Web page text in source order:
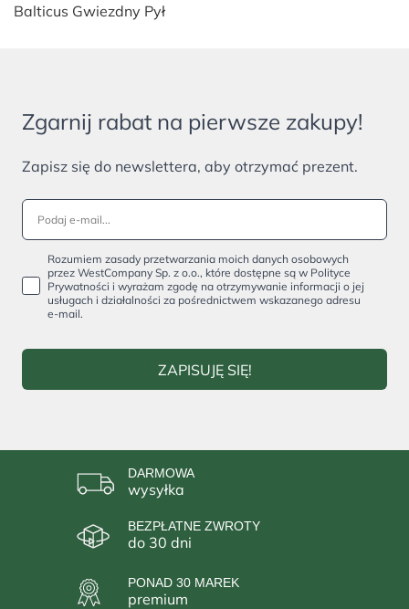
Balticus Gwiezdny Pył
Zgarnij rabat na pierwsze zakupy!
Zapisz się do newslettera, aby otrzymać prezent.
Rozumiem zasady przetwarzania moich danych osobowych
przez WestCompany Sp. z o.o., które dostępne są w Polityce
Prywatności i wyrażam zgodę na otrzymywanie informacji o jej
usługach i działalności za pośrednictwem wskazanego adresu
e-mail.
ZAPISUJĘ SIĘ!
DARMOWA
wysyłka
BEZPŁATNE ZWROTY
do 30 dni
PONAD 30 MAREK
premium